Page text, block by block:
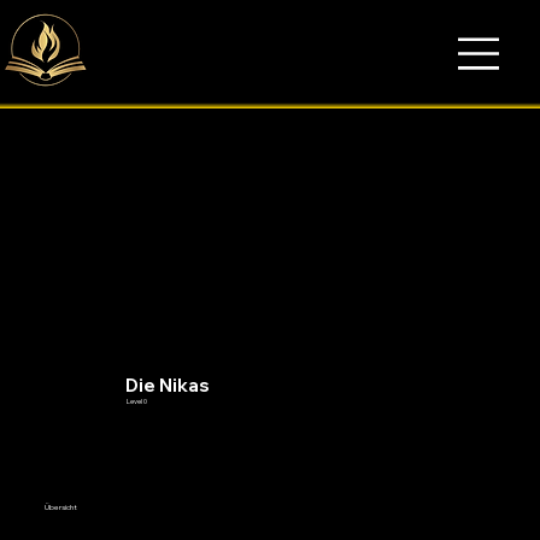
Übersicht
Die Nikas
Level 0